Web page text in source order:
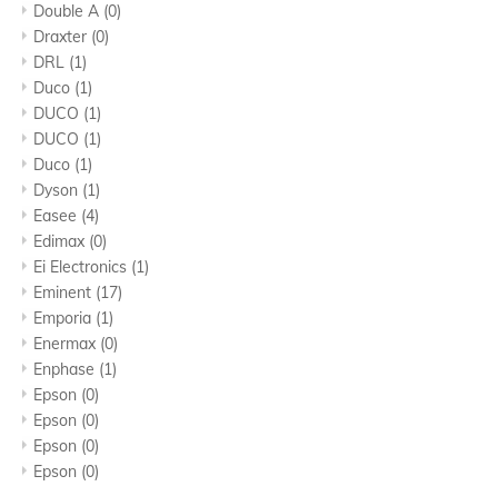
Double A (0)
Draxter (0)
DRL (1)
Duco (1)
DUCO (1)
DUCO (1)
Duco (1)
Dyson (1)
Easee (4)
Edimax (0)
Ei Electronics (1)
Eminent (17)
Emporia (1)
Enermax (0)
Enphase (1)
Epson (0)
Epson (0)
Epson (0)
Epson (0)